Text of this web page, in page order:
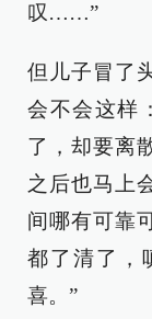
叹……”
但儿子冒了
会不会这样
了，却要离
之后也马上
间哪有可靠
都了清了，
喜。”